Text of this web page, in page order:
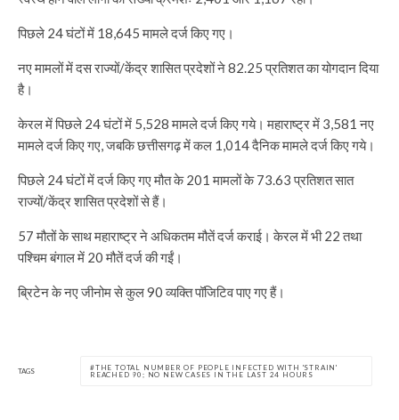
पिछले 24 घंटों में 18,645 मामले दर्ज किए गए।
नए मामलों में दस राज्यों/केंद्र शासित प्रदेशों ने 82.25 प्रतिशत का योगदान दिया
है।
केरल में पिछले 24 घंटों में 5,528 मामले दर्ज किए गये। महाराष्ट्र में 3,581 नए
मामले दर्ज किए गए, जबकि छत्तीसगढ़ में कल 1,014 दैनिक मामले दर्ज किए गये।
पिछले 24 घंटों में दर्ज किए गए मौत के 201 मामलों के 73.63 प्रतिशत सात
राज्यों/केंद्र शासित प्रदेशों से हैं।
57 मौतों के साथ महाराष्ट्र ने अधिकतम मौतें दर्ज कराई। केरल में भी 22 तथा
पश्चिम बंगाल में 20 मौतें दर्ज की गईं।
ब्रिटेन के नए जीनोम से कुल 90 व्यक्ति पॉजिटिव पाए गए हैं।
TAGS
THE TOTAL NUMBER OF PEOPLE INFECTED WITH 'STRAIN'
REACHED 90; NO NEW CASES IN THE LAST 24 HOURS